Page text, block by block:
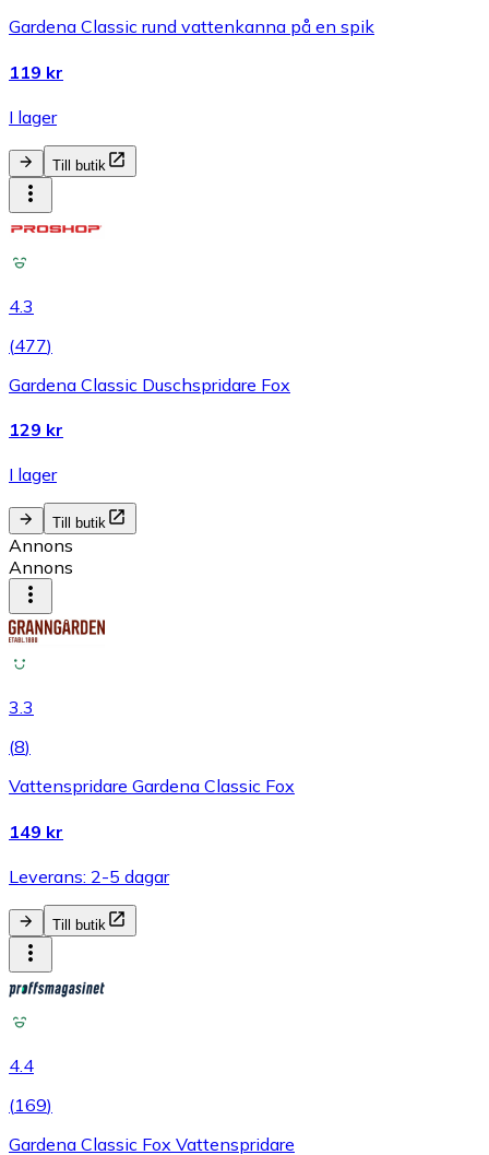
Gardena Classic rund vattenkanna på en spik
119 kr
I lager
Till butik
4.3
(477)
Gardena Classic Duschspridare Fox
129 kr
I lager
Till butik
Annons
Annons
3.3
(8)
Vattenspridare Gardena Classic Fox
149 kr
Leverans: 2-5 dagar
Till butik
4.4
(169)
Gardena Classic Fox Vattenspridare